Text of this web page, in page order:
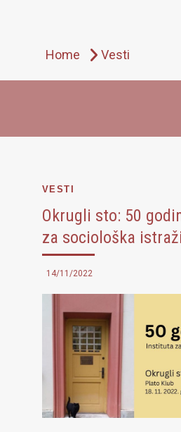
Home Vesti
VESTI
Okrugli sto: 50
za sociološka
14/11/2022